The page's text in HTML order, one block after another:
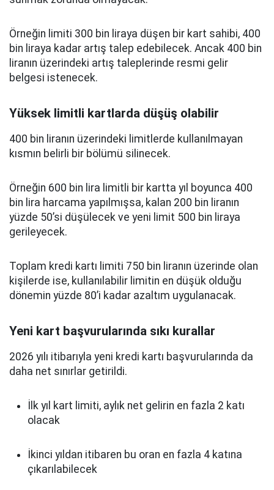
Örneğin limiti 300 bin liraya düşen bir kart sahibi, 400
bin liraya kadar artış talep edebilecek. Ancak 400 bin
liranın üzerindeki artış taleplerinde resmi gelir
belgesi istenecek.
Yüksek limitli kartlarda düşüş olabilir
400 bin liranın üzerindeki limitlerde kullanılmayan
kısmın belirli bir bölümü silinecek.
Örneğin 600 bin lira limitli bir kartta yıl boyunca 400
bin lira harcama yapılmışsa, kalan 200 bin liranın
yüzde 50’si düşülecek ve yeni limit 500 bin liraya
gerileyecek.
Toplam kredi kartı limiti 750 bin liranın üzerinde olan
kişilerde ise, kullanılabilir limitin en düşük olduğu
dönemin yüzde 80’i kadar azaltım uygulanacak.
Yeni kart başvurularında sıkı kurallar
2026 yılı itibarıyla yeni kredi kartı başvurularında da
daha net sınırlar getirildi.
İlk yıl kart limiti, aylık net gelirin en fazla 2 katı
olacak
İkinci yıldan itibaren bu oran en fazla 4 katına
çıkarılabilecek